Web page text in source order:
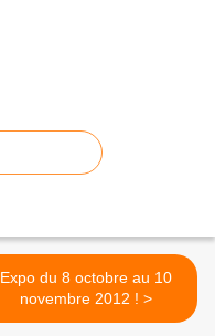
Expo du 8 octobre au 10
novembre 2012 ! >